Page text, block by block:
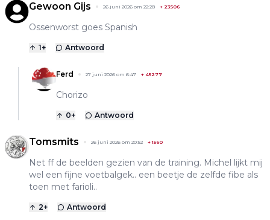
Gewoon Gijs 26 juni 2026 om 22:28 + 23506
Ossenworst goes Spanish
1+ Antwoord
Ferd 27 juni 2026 om 6:47 + 45277
Chorizo
0+ Antwoord
Tomsmits 26 juni 2026 om 20:52 +1560
Net ff de beelden gezien van de training. Michel lijkt mij
wel een fijne voetbalgek.. een beetje de zelfde fibe als
toen met farioli..
2+ Antwoord